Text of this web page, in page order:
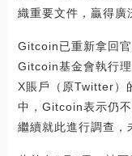
織重要文件，贏得廣
Gitcoin已重新拿回
Gitcoin基金會執行
X賬戶（原Twitter）
中，Gitcoin表示仍
繼續就此進行調查，